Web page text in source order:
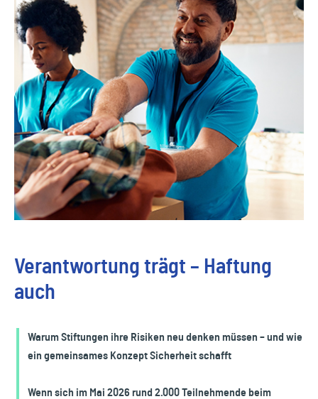
Verantwortung trägt – Haftung
auch
Warum Stiftungen ihre Risiken neu denken müssen – und wie
ein gemeinsames Konzept Sicherheit schafft
Wenn sich im Mai 2026 rund 2.000 Teilnehmende beim